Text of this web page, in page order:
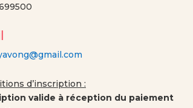
d’inscription :
valide à réception du paiement